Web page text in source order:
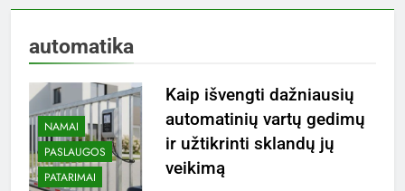
automatika
NAMAI
PASLAUGOS
PATARIMAI
Kaip išvengti dažniausių
automatinių vartų gedimų
ir užtikrinti sklandų jų
veikimą